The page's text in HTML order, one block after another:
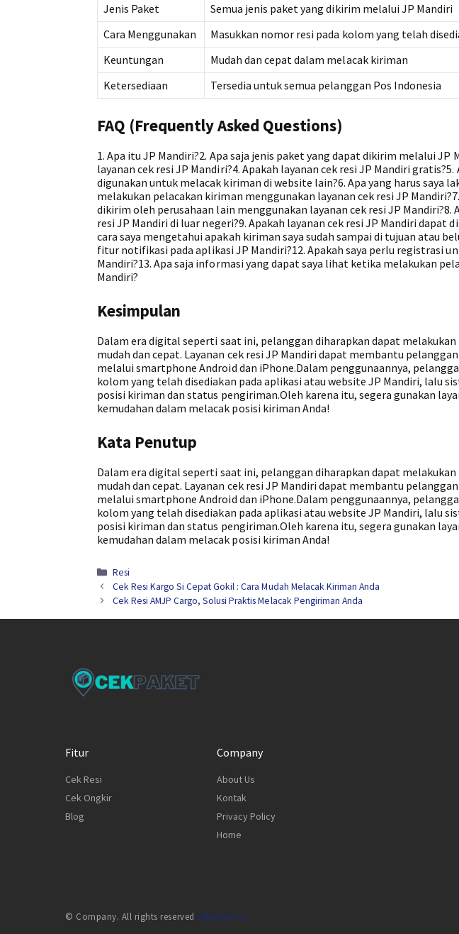
Jenis Paket
Semua jenis paket yang dikirim melalui JP Mandiri
Cara Menggunakan
Masukkan nomor resi pada kolom yang telah
Keuntungan
Mudah dan cepat dalam melacak kiriman
Ketersediaan
Tersedia untuk semua pelanggan Pos Indonesia
FAQ (Frequently Asked Questions)
1. Apa itu JP Mandiri?2. Apa saja jenis paket yang dapat dikirim melalui JP
layanan cek resi JP Mandiri?4. Apakah layanan cek resi JP Mandiri
digunakan untuk melacak kiriman di website lain?6. Apa yang harus saya
melakukan pelacakan kiriman menggunakan layanan cek resi JP
dikirim oleh perusahaan lain menggunakan layanan cek resi JP Mandiri?8.
resi JP Mandiri di luar negeri?9. Apakah layanan cek resi JP Mandiri dapat
cara saya mengetahui apakah kiriman saya sudah sampai di tujuan atau
fitur notifikasi pada aplikasi JP Mandiri?12. Apakah saya perlu registrasi
Mandiri?13. Apa saja informasi yang dapat saya lihat ketika melakukan
Mandiri?
Kesimpulan
Dalam era digital seperti saat ini, pelanggan diharapkan dapat
mudah dan cepat. Layanan cek resi JP Mandiri dapat membantu
melalui smartphone Android dan iPhone.Dalam penggunaannya,
kolom yang telah disediakan pada aplikasi atau website JP Mandiri, lalu
posisi kiriman dan status pengiriman.Oleh karena itu, segera gunakan
kemudahan dalam melacak posisi kiriman Anda!
Kata Penutup
Dalam era digital seperti saat ini, pelanggan diharapkan dapat
mudah dan cepat. Layanan cek resi JP Mandiri dapat membantu
melalui smartphone Android dan iPhone.Dalam penggunaannya,
kolom yang telah disediakan pada aplikasi atau website JP Mandiri, lalu
posisi kiriman dan status pengiriman.Oleh karena itu, segera gunakan
kemudahan dalam melacak posisi kiriman Anda!
Kategori
Resi
Cek Resi Kargo Si Cepat Gokil : Cara Mudah Melacak Kiriman Anda
Cek Resi AMJP Cargo, Solusi Praktis Melacak Pengiriman Anda
Fitur
Cek Resi
Cek Ongkir
Blog
Company
About Us
Kontak
Privacy Policy
Home
© Company. All rights reserved cekpaket.co